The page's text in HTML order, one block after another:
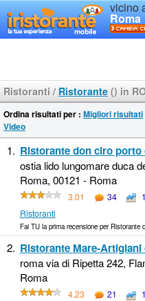
vicino
Roma
Ristoranti / Ristorante () in
Ordina risultati per : Migliori risultati
Video
1. Ristorante don ciro porto
ostia lido lungomare duca
Roma, 00121 - Roma
3.01 34
Ristoranti
Fai TU la prima recensione per Ristorante
2. Ristorante Mare-Artigiani
roma via di Ripetta 242,
Roma
4.23 21